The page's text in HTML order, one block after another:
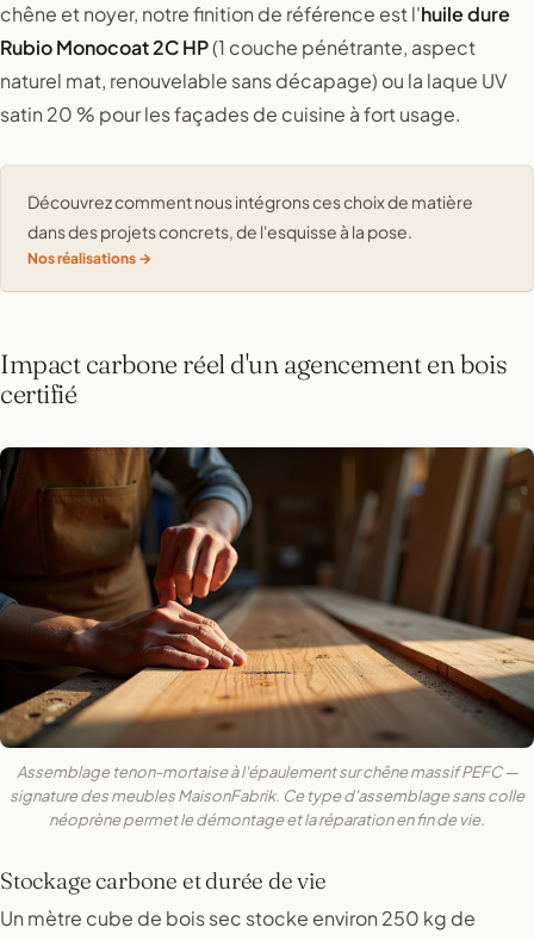
chêne et noyer, notre finition de référence est l'huile dure
Rubio Monocoat 2C HP(1 couche pénétrante, aspect
naturel mat, renouvelable sans décapage) ou la laque UV
satin 20 % pour les façades de cuisine à fort usage.
Découvrez comment nous intégrons ces choix de matière
dans des projets concrets, de l'esquisse à la pose.
Nos réalisations
Impact carbone réel d'un agencement en bois
certifié
Assemblage tenon-mortaise à l'épaulement sur chêne massif PEFC —
signature des meubles MaisonFabrik. Ce type d'assemblage sans colle
néoprène permet le démontage et la réparation en fin de vie.
Stockage carbone et durée de vie
Un mètre cube de bois sec stocke environ 250 kg de